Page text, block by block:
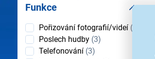
Funkce
FunkcePořizování fotografií/videí (3)
Poslech hudby (3)
Telefonování (3)